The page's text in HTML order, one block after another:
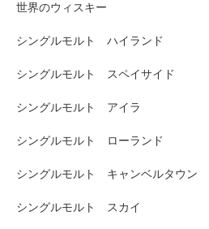
世界のウィスキー
シングルモルト ハイランド
シングルモルト スペイサイド
シングルモルト アイラ
シングルモルト ローランド
シングルモルト キャンベルタウン
シングルモルト スカイ